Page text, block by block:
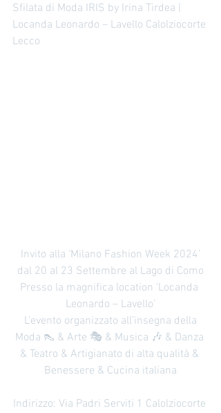
formazione moda professionale offre:
Corsi pratici e teorici Esperienze sul
Sfilata di Moda IRIS by Irina Tirdea |
Locanda Leonardo – Lavello Calolziocorte
Lecco
Invito alla ‘Milano Fashion Week 2024’
dal 20 al 23 Settembre al Lago di Como
Presso la magnifica location ‘Locanda
Leonardo – Lavello’
L’evento organizzato all’insegna della
Moda 👠 & Arte 🎭 & Musica 🎶 & Danza
& Teatro & Artigianato di alta qualità &
Benessere & Cucina italiana
Indirizzo: Via Padri Serviti 1 Calolziocorte